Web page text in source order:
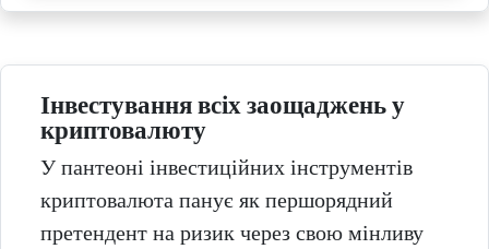
Інвестування всіх заощаджень у
криптовалюту
У пантеоні інвестиційних інструментів
криптовалюта панує як першорядний
претендент на ризик через свою мінливу